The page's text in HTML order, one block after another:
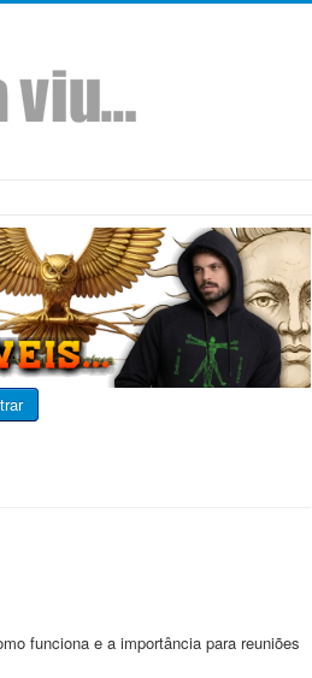
funciona e a importância para reuniões